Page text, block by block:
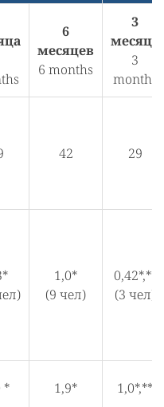
6
месяцев
6 months
3
месяца
3
months
42 29
1,0*
(9 чел)
0,42*,**
(3 чел)
* 1,9* 1,0*,**